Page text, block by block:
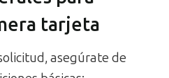
tarjeta
asegúrate de